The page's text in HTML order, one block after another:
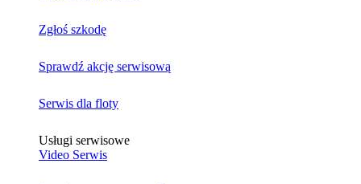
Zgłoś szkodę
Sprawdź akcję serwisową
Serwis dla floty
Usługi serwisowe
Video Serwis